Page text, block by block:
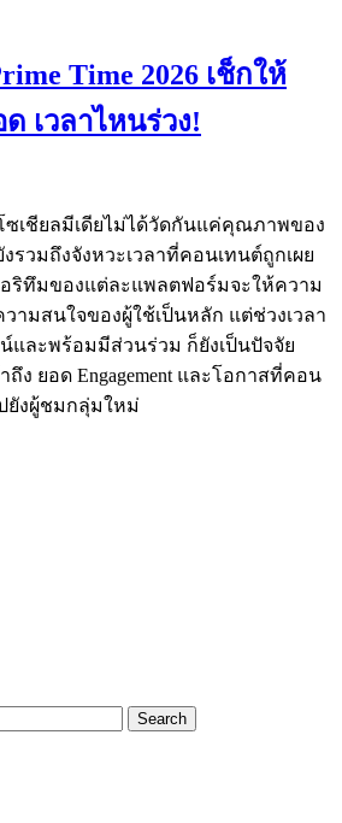
Time 2026 เช็กให้
เวลาไหนร่วง!
เชียลมีเดียไม่ได้วัดกันแค่คุณภาพของ
รวมถึงจังหวะเวลาที่คอนเทนต์ถูกเผย
ริทึมของแต่ละแพลตฟอร์มจะให้ความ
มสนใจของผู้ใช้เป็นหลัก แต่ช่วงเวลา
และพร้อมมีส่วนร่วม ก็ยังเป็นปัจจัย
ง ยอด Engagement และโอกาสที่คอน
ยังผู้ชมกลุ่มใหม่